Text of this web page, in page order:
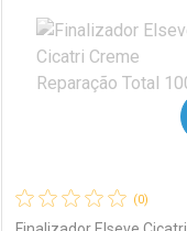
Laboratório
Por Menos
(0)
AVISE-ME